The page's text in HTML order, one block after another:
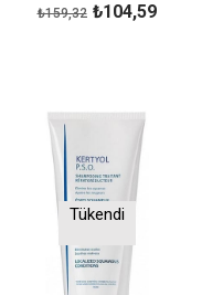
₺104,59
₺159,32
Tükendi